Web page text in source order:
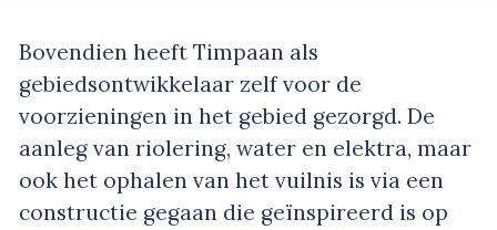
Bovendien heeft Timpaan als
gebiedsontwikkelaar zelf voor de
voorzieningen in het gebied gezorgd. De
aanleg van riolering, water en elektra, maar
ook het ophalen van het vuilnis is via een
constructie gegaan die geïnspireerd is op